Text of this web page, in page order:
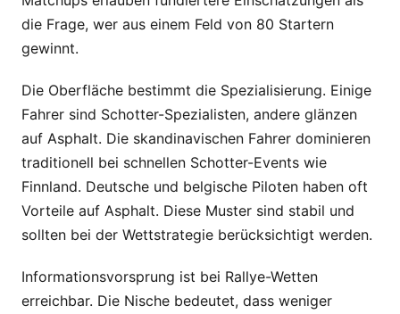
die Frage, wer aus einem Feld von 80 Startern
gewinnt.
Die Oberfläche bestimmt die Spezialisierung. Einige
Fahrer sind Schotter-Spezialisten, andere glänzen
auf Asphalt. Die skandinavischen Fahrer dominieren
traditionell bei schnellen Schotter-Events wie
Finnland. Deutsche und belgische Piloten haben oft
Vorteile auf Asphalt. Diese Muster sind stabil und
sollten bei der Wettstrategie berücksichtigt werden.
Informationsvorsprung ist bei Rallye-Wetten
erreichbar. Die Nische bedeutet, dass weniger